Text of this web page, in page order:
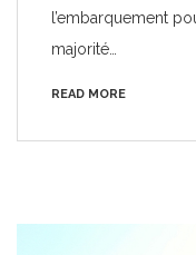
l’embarquement
majorité…
READ MORE